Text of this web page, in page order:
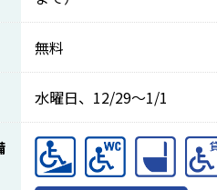
無料
水曜日、12/29～1/1